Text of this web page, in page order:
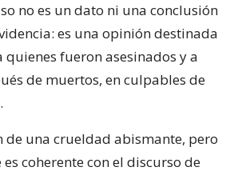
no es un dato ni una conclusión
es una opinión destinada
fueron asesinados y a
de muertos, en culpables de
de una crueldad abismante, pero
coherente con el discurso de